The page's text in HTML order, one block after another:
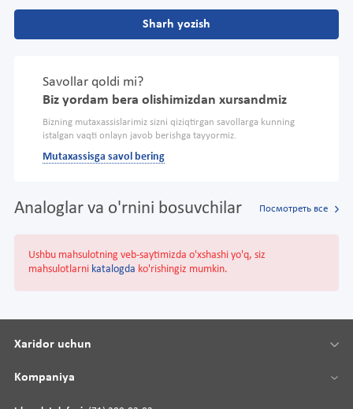
Sharh yozish
Savollar qoldi mi?
Biz yordam bera olishimizdan xursandmiz
Bizning mutaxassislarimiz sizni qiziqtirgan savollarga kunning
istalgan vaqti onlayn javob berishga tayyormiz.
Mutaxassisga savol bering
Analoglar va o'rnini bosuvchilar Посмотреть все
Ushbu mahsulotning veb-saytimizda o'xshashi yo'q, siz
mahsulotlarni katalogda ko'rishingiz mumkin.
Xaridor uchun
Kompaniya